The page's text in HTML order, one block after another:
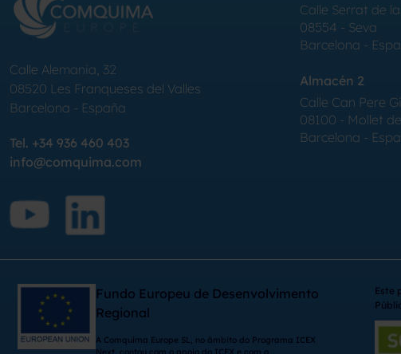
Calle Alemania, 32
08520 Les Franqueses del Valles
Barcelona - España
Tel. +34 936 460 403
info@comquima.com
Calle Serrat de la
08554 - Seva
Barcelona -
Almacén 2
Calle Can Pere
08100 - Mollet
Barcelona -
Fundo Europeu de Desenvolvimento
Regional
A Comquima Europe SL, no âmbito do Programa ICEX
Este